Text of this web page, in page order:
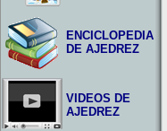
ENCICLOPEDIA
DE AJEDREZ
VIDEOS DE
AJEDREZ